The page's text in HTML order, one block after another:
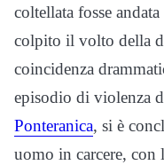
coltellata fosse
colpito il volto della
coincidenza
episodio di violenza
Ponteranica, si è
uomo in carcere, con